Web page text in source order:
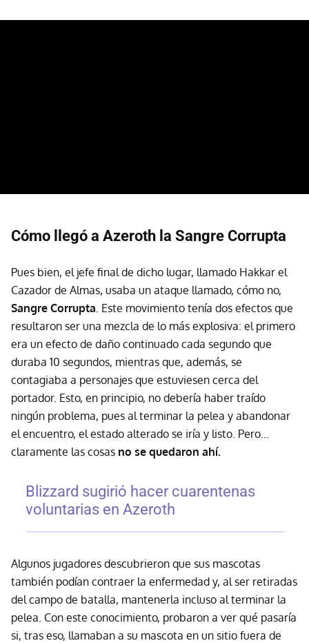
Cómo llegó a Azeroth la Sangre Corrupta
Pues bien, el jefe final de dicho lugar, llamado Hakkar el
Cazador de Almas, usaba un ataque llamado, cómo no,
Sangre Corrupta. Este movimiento tenía dos efectos que
resultaron ser una mezcla de lo más explosiva: el primero
era un efecto de daño continuado cada segundo que
duraba 10 segundos, mientras que, además, se
contagiaba a personajes que estuviesen cerca del
portador. Esto, en principio, no debería haber traído
ningún problema, pues al terminar la pelea y abandonar
el encuentro, el estado alterado se iría y listo. Pero...
claramente las cosas no se quedaron ahí.
Blizzard sugirió hacer cuarentenas
voluntarias en Azeroth
Algunos jugadores descubrieron que sus mascotas
también podían contraer la enfermedad y, al ser retiradas
del campo de batalla, mantenerla incluso al terminar la
pelea. Con este conocimiento, probaron a ver qué pasaría
si, tras eso, llamaban a su mascota en un sitio fuera de